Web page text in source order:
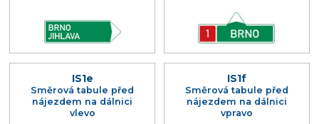
IS1e
Směrová tabule před
nájezdem na dálnici
vlevo
IS1f
Směrová tabule před
nájezdem na dálnici
vpravo